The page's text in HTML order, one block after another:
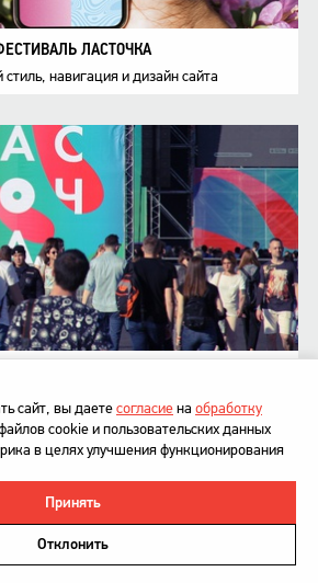
ЛАСТОЧКА
навигация и дизайн сайта
и фирменный стиль
персональных данных
сайт, вы даетесогласиена обработку
cookie и пользовательских данных
в целях улучшения функционирования
Принять
Отклонить